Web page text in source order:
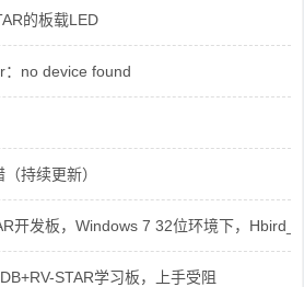
的板载LED
：no device found
持续更新）
开发板，Windows 7 32位环境下，
STAR学习板，上手受阻